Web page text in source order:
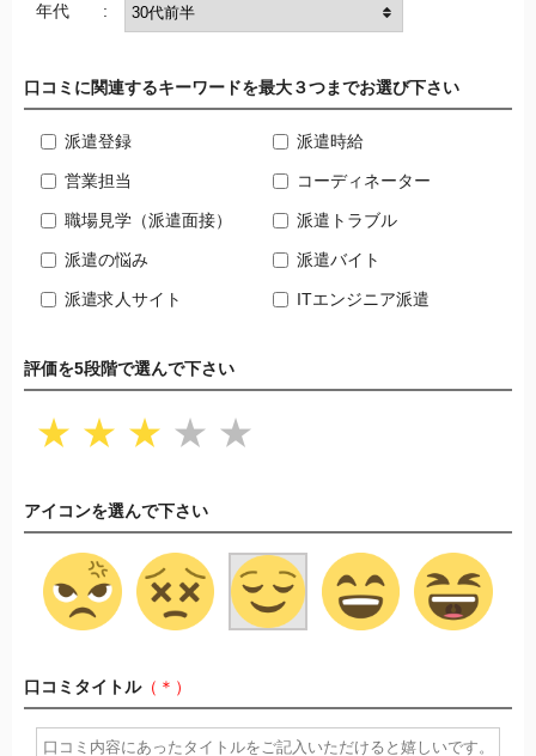
年代 :
口コミに関連するキーワードを最大３つまでお選び下さい
派遣登録 派遣時給
営業担当 コーディネーター
職場見学（派遣面接） 派遣トラブル
派遣の悩み 派遣バイト
派遣求人サイト ITエンジニア派遣
評価を5段階で選んで下さい
★ ★ ★ ★ ★
アイコンを選んで下さい
口コミタイトル（＊）